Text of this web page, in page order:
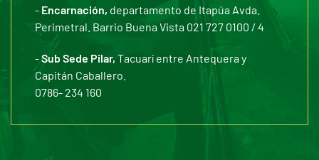
- Encarnación, departamento de Itapúa Avda.
Perimetral. Barrio Buena Vista 021 727 0100 / 4
-Sub Sede Pilar, Tacuarí entre Antequera y
Capitán Caballero.
0786- 234 160